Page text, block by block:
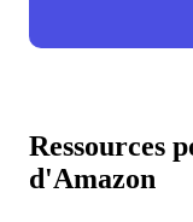
Ressources
d'Amazon